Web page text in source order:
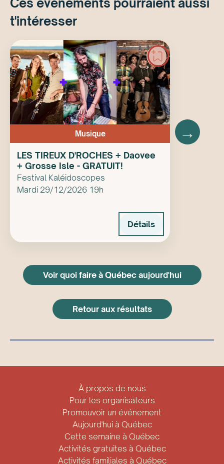
t'intéresser
Musique
LES TIREUX D'ROCHES + Daovee
+ Grosse Isle - GRATUIT!
Festival Kaléidoscopes
Mardi 29/12/2026 19h
Détails
→
Voir quoi faire à Québec aujourd'hui
Retour aux résultats
À propos de nous
Pour les organisateurs
Promouvoir un événement
Aujourd'hui à Québec
Cette semaine à Québec
Activités gratuites à Québec
Activités familiales à Québec